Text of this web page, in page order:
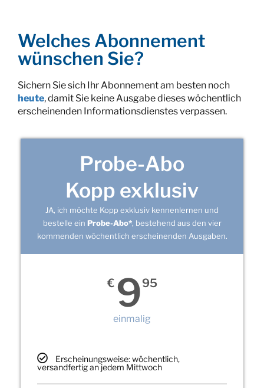
Welches Abonnement
wünschen Sie?
Sichern Sie sich Ihr Abonnement am besten noch
heute, damit Sie keine Ausgabe dieses wöchentlich
erscheinenden Informationsdienstes verpassen.
Probe-Abo
Kopp exklusiv
JA, ich möchte Kopp exklusiv kennenlernen und
bestelle ein Probe-Abo*, bestehend aus den vier
kommenden wöchentlich erscheinenden Ausgaben.
€ 995
einmalig
Erscheinungsweise: wöchentlich,
versandfertig an jedem Mittwoch